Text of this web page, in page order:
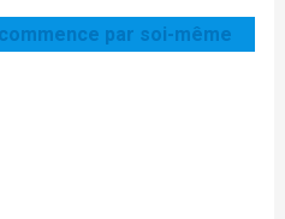
par soi-même